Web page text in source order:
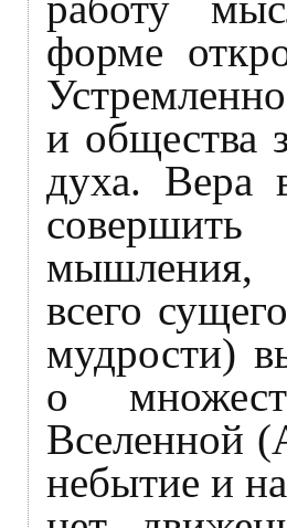
форме
и общества
духа. Вера
совершить
мышления,
всего
мудрости)
о
Вселенной
небытие и